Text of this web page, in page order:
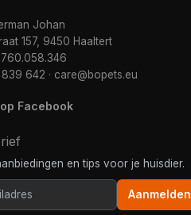
Johan
157, 9450 Haaltert
642 · care@bopets.eu
Facebook
en tips voor je huisdier.
Aanmelden